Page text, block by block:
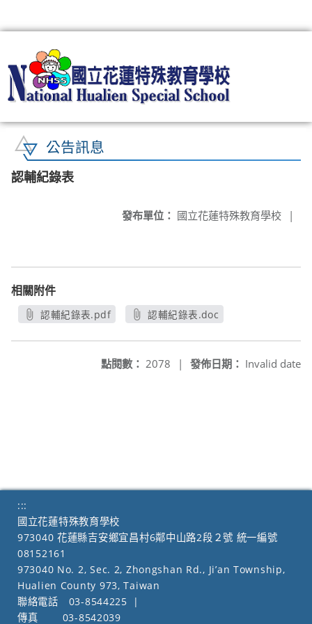
公告訊息
認輔紀錄表
發布單位： 國立花蓮特殊教育學校 |
相關附件
認輔紀錄表.pdf
認輔紀錄表.doc
發佈日期： Invalid date
點閱數： 2078 |
:::
國立花蓮特殊教育學校
973040 花蓮縣吉安鄉宜昌村6鄰中山路2段２號 統一編號
08152161
973040 No. 2, Sec. 2, Zhongshan Rd., Ji’an Township,
Hualien County 973, Taiwan
聯絡電話
03-8544225
|
傳真
03-8542039